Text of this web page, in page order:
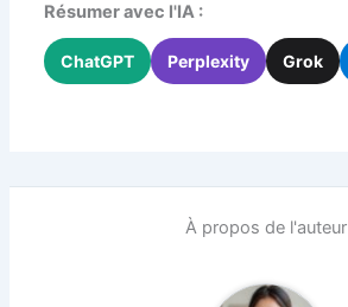
Résumer avec l'IA :
ChatGPT Perplexity Grok
À propos de l'auteur